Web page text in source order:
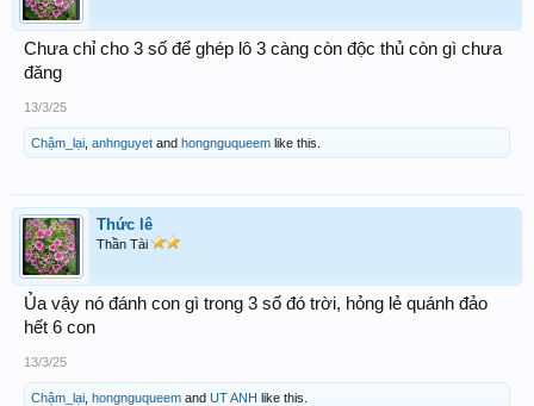
Chưa chỉ cho 3 số để ghép lô 3 càng còn độc thủ còn gì chưa
đăng
13/3/25
Chậm_lại anhnguyet and hongnguqueem like this.
Thức lê
Thần Tài
Ủa vậy nó đánh con gì trong 3 số đó trời, hỏng lẻ quánh đảo
hết 6 con
13/3/25
Chậm_lại hongnguqueem and UT ANH like this.